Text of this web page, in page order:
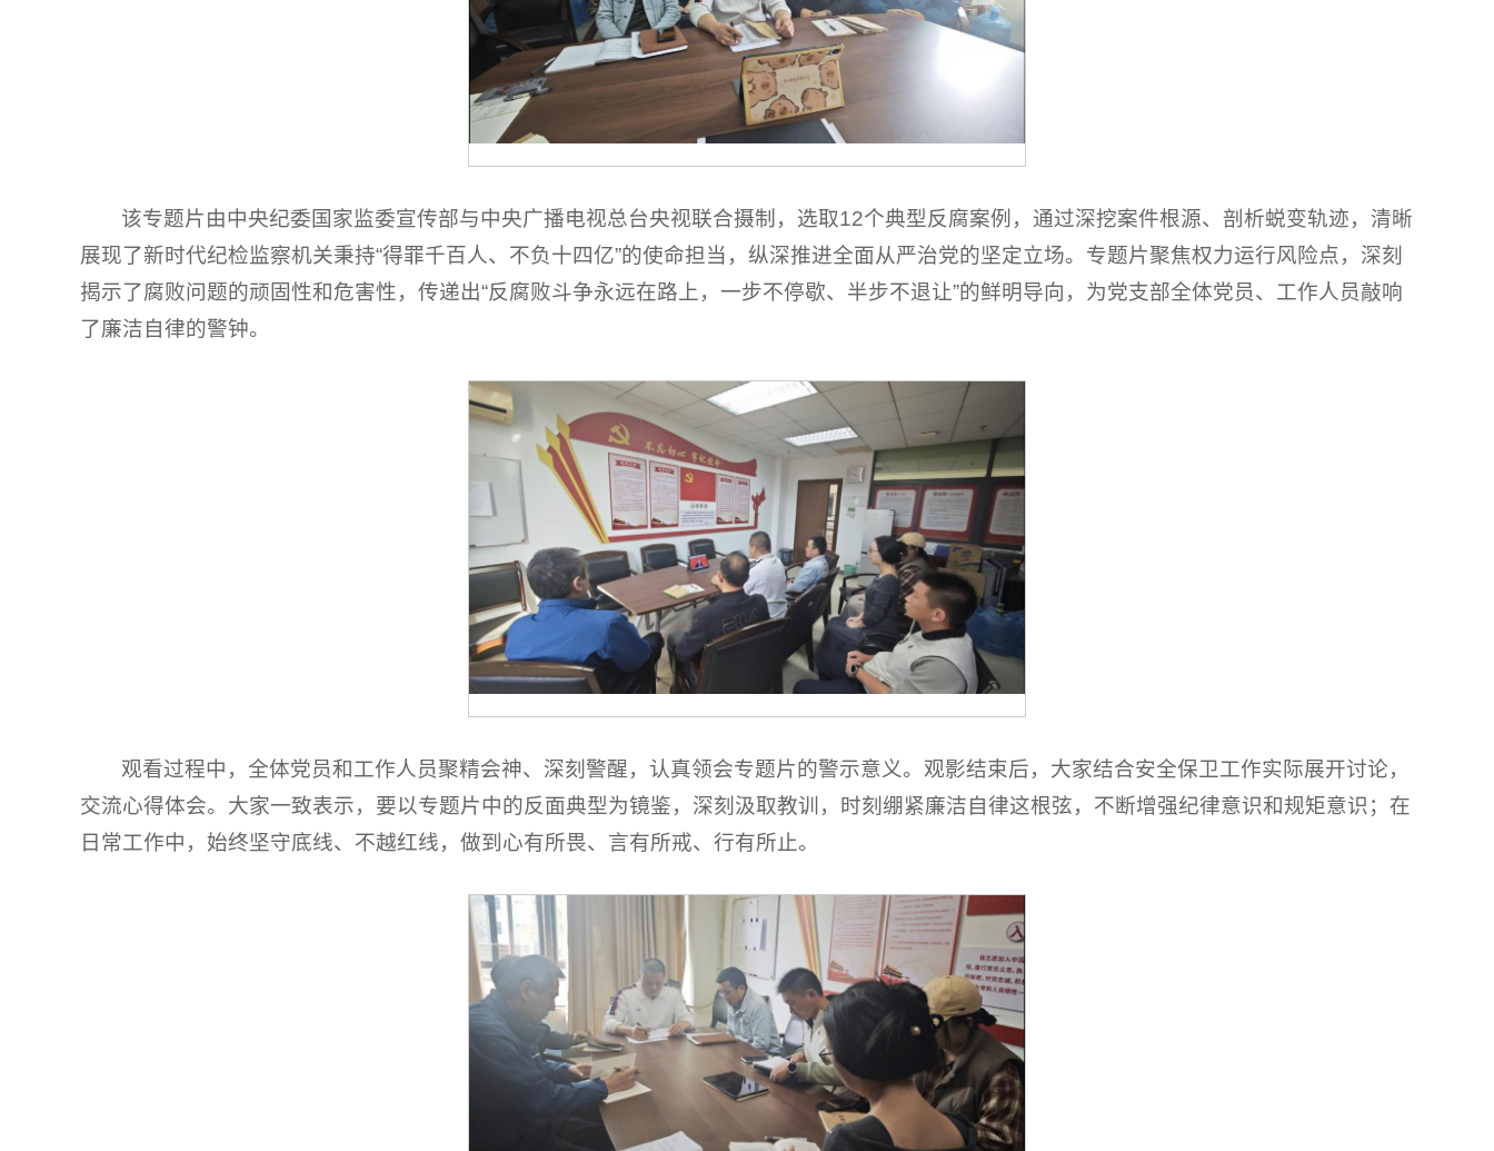
该专题片由中央纪委国家监委宣传部与中央广播电视总台央视联合摄制，选取12个典型反腐案例，通过深挖案件根源、剖析蜕变轨迹，清晰
展现了新时代纪检监察机关秉持“得罪千百人、不负十四亿”的使命担当，纵深推进全面从严治党的坚定立场。专题片聚焦权力运行风险点，深刻
揭示了腐败问题的顽固性和危害性，传递出“反腐败斗争永远在路上，一步不停歇、半步不退让”的鲜明导向，为党支部全体党员、工作人员敲响
了廉洁自律的警钟。
观看过程中，全体党员和工作人员聚精会神、深刻警醒，认真领会专题片的警示意义。观影结束后，大家结合安全保卫工作实际展开讨论，
交流心得体会。大家一致表示，要以专题片中的反面典型为镜鉴，深刻汲取教训，时刻绷紧廉洁自律这根弦，不断增强纪律意识和规矩意识；在
日常工作中，始终坚守底线、不越红线，做到心有所畏、言有所戒、行有所止。